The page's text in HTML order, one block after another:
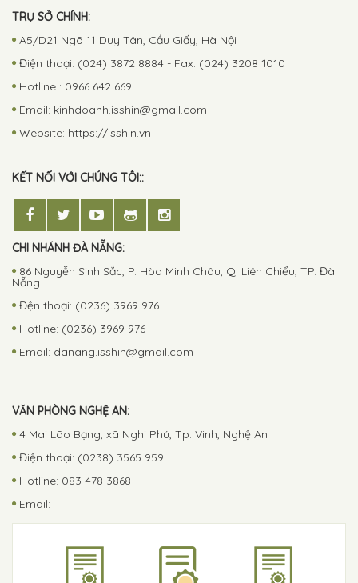
TRỤ SỞ CHÍNH:
A5/D21 Ngõ 11 Duy Tân, Cầu Giấy, Hà Nội
Điện thoại: (024) 3872 8884 - Fax: (024) 3208 1010
Hotline : 0966 642 669
Email: kinhdoanh.isshin@gmail.com
Website: https://isshin.vn
KẾT NỐI VỚI CHÚNG TÔI::
CHI NHÁNH ĐÀ NẴNG:
86 Nguyễn Sinh Sắc, P. Hòa Minh Châu, Q. Liên Chiểu, TP. Đà
Nẵng
Đện thoại: (0236) 3969 976
Hotline: (0236) 3969 976
Email: danang.isshin@gmail.com
VĂN PHÒNG NGHỆ AN:
4 Mai Lão Bạng, xã Nghi Phú, Tp. Vinh, Nghệ An
Điện thoại: (0238) 3565 959
Hotline: 083 478 3868
Email: